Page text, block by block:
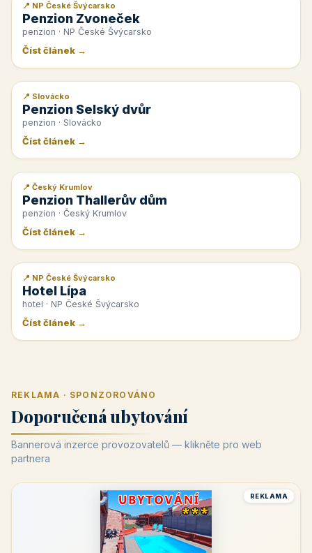
📰 PR článek
📍 NP České Švýcarsko
Penzion Zvoneček
penzion · NP České Švýcarsko
Číst článek →
📰 PR článek
📍 Slovácko
Penzion Selský dvůr
penzion · Slovácko
Číst článek →
📰 PR článek
📍 Český Krumlov
Penzion Thallerův dům
penzion · Český Krumlov
Číst článek →
📰 PR článek
📍 NP České Švýcarsko
Hotel Lípa
hotel · NP České Švýcarsko
Číst článek →
REKLAMA · SPONZOROVÁNO
Doporučená ubytování
Bannerová inzerce provozovatelů — klikněte pro web
partnera
REKLAMA